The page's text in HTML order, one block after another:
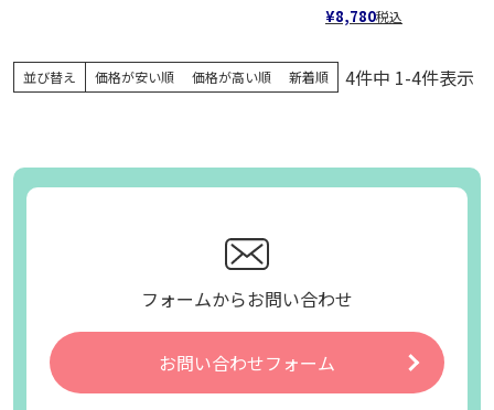
¥8,780税込
並び替え 価格が安い順 価格が高い順 新着順 4件中 1-4件表示
フォームからお問い合わせ
お問い合わせフォーム